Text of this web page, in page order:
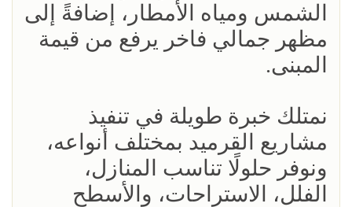
الشمس ومياه الأمطار، إضافةً إلى
مظهر جمالي فاخر يرفع من قيمة
المبنى.
نمتلك خبرة طويلة في تنفيذ
مشاريع القرميد بمختلف أنواعه،
ونوفر حلولًا تناسب المنازل،
الفلل، الاستراحات، والأسطح